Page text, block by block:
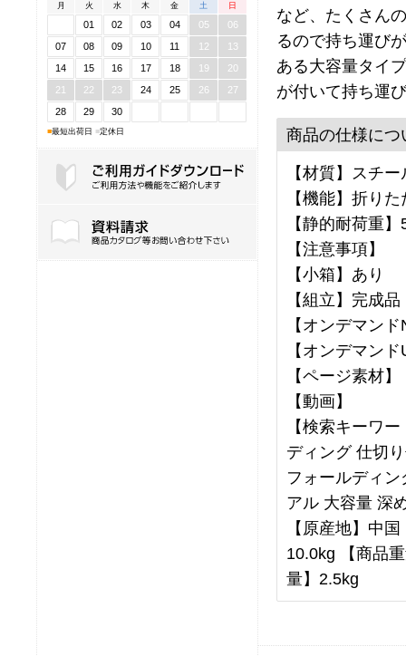
月 火 水 木 金 土 日
01 02 03 04 05
06
07
08 09 10 11 12
13
14
15 16 17 18 19
20
21
22 23 24 25 26
27
28
29 30
■最短出荷日 ■定休日
など、たくさん
るので持ち運び
ある大容量タイ
が付いて持ち運
商品の仕様につ
【材質】スチ
【機能】折り
【静的耐荷重】
【注意事項】
【小箱】あり
【組立】完成品
【オンデマン
【オンデマン
【ページ素材】
【動画】
【検索キーワ
ディング 仕切
フォールディ
アル 大容量 深
【原産地】中
10.0kg 【商品
量】2.5kg